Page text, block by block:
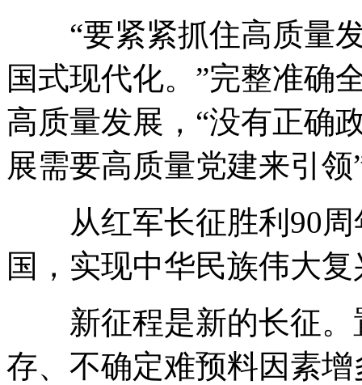
“要紧紧抓住高质量发
国式现代化。”完整准确
高质量发展，“没有正确
展需要高质量党建来引领
从红军长征胜利90周
国，实现中华民族伟大
新征程是新的长征。
存、不确定难预料因素增